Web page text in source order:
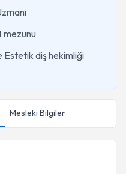
mezunu
Estetik diş hekimliği
Mesleki Bilgiler